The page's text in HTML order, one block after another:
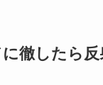
徹したら